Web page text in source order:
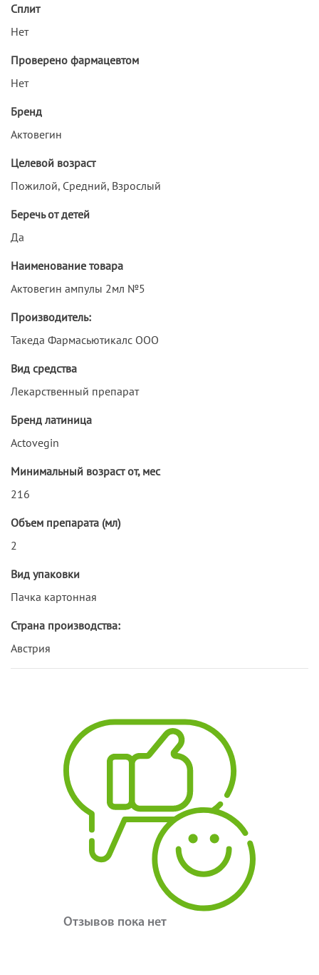
Сплит
Нет
Проверено фармацевтом
Нет
Бренд
Актовегин
Целевой возраст
Пожилой, Средний, Взрослый
Беречь от детей
Да
Наименование товара
Актовегин ампулы 2мл №5
Производитель:
Такеда Фармасьютикалс ООО
Вид средства
Лекарственный препарат
Бренд латиница
Actovegin
Минимальный возраст от, мес
216
Объем препарата (мл)
2
Вид упаковки
Пачка картонная
Страна производства:
Австрия
Отзывов пока нет